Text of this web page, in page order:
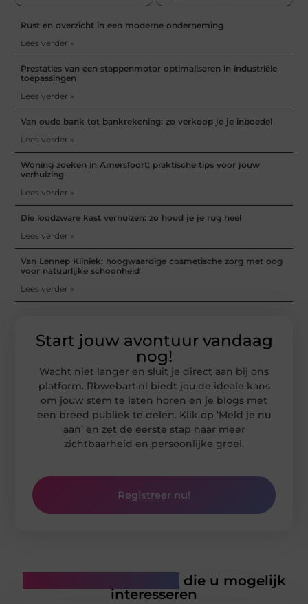
Rust en overzicht in een moderne onderneming
Lees verder »
Prestaties van een stappenmotor optimaliseren in industriële
toepassingen
Lees verder »
Van oude bank tot bankrekening: zo verkoop je je inboedel
Lees verder »
Woning zoeken in Amersfoort: praktische tips voor jouw
verhuizing
Lees verder »
Die loodzware kast verhuizen: zo houd je je rug heel
Lees verder »
Van Lennep Kliniek: hoogwaardige cosmetische zorg met oog
voor natuurlijke schoonheid
Lees verder »
Start jouw avontuur vandaag
nog!
Wacht niet langer en sluit je direct aan bij ons
platform. Rbwebart.nl biedt jou de ideale kans
om jouw stem te laten horen en je blogs met
een breed publiek te delen. Klik op ‘Meld je nu
aan’ en zet de eerste stap naar meer
zichtbaarheid en persoonlijke groei.
Registreer nu!
die u mogelijk
interesseren